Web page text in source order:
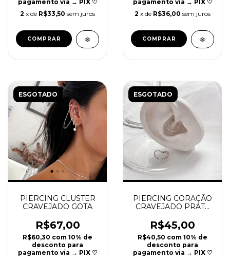
pagamento via → PIX ♡
2 x de R$33,50 sem juros
pagamento via → PIX ♡
2 x de R$36,00 sem juros
ESGOTADO
PIERCING CLUSTER
CRAVEJADO GOTA
R$67,00
R$60,30 com 10% de
desconto para
pagamento via → PIX ♡
ESGOTADO
PIERCING CORAÇÃO
CRAVEJADO PRATA
R$45,00
R$40,50 com 10% de
desconto para
pagamento via → PIX ♡